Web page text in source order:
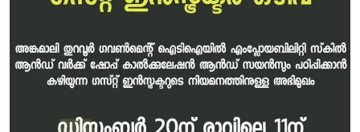
Career
Business